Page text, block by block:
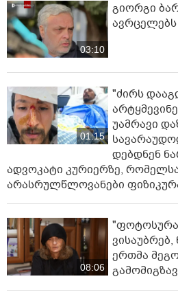
03:10
გიორგი
ავრცელებს
01:15
"ძირს
უამრავი
დებდნენ
ადვოკატი კურიერზე,
არასრულწლოვანები
08:06
ვისაუბრებ,
ერთმა